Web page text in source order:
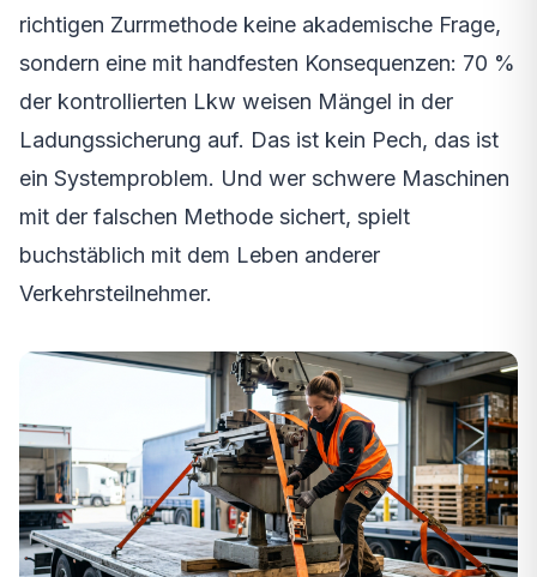
richtigen Zurrmethode keine akademische Frage,
sondern eine mit handfesten Konsequenzen: 70 %
der kontrollierten Lkw weisen Mängel in der
Ladungssicherung auf. Das ist kein Pech, das ist
ein Systemproblem. Und wer schwere Maschinen
mit der falschen Methode sichert, spielt
buchstäblich mit dem Leben anderer
Verkehrsteilnehmer.